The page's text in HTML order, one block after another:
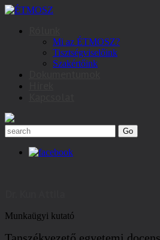
Mi az ÉTMOSZ?
Tisztségviselőink
Szakértőink
Munkaügyi kutató